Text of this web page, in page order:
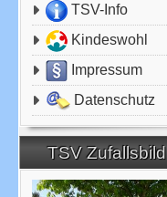
TSV-Info
Kindeswohl
Impressum
Datenschutz
TSV Zufallsbild